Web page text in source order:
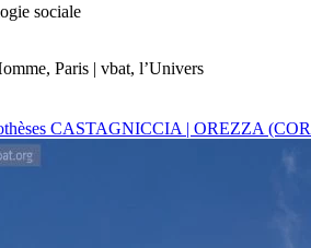
sociale
Paris | vbat, l’Univers
CASTAGNICCIA | OREZZA